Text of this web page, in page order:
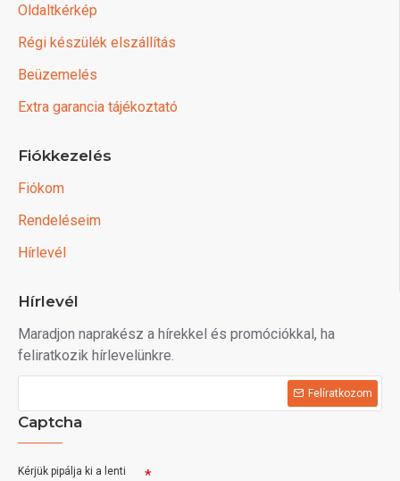
Oldaltkérkép
Régi készülék elszállítás
Beüzemelés
Extra garancia tájékoztató
Fiókkezelés
Fiókom
Rendeléseim
Hírlevél
Hírlevél
Maradjon naprakész a hírekkel és promóciókkal, ha
feliratkozik hírlevelünkre.
Felíratkozom
Captcha
Kérjük pipálja ki a lenti